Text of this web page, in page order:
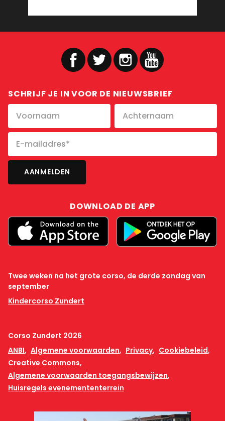
SCHRIJF JE IN VOOR DE NIEUWSBRIEF
DOWNLOAD DE APP
Twee weken na het grote corso, de derde zondag van
september
Kindercorso Zundert
Corso Zundert 2026
ANBI
Algemene voorwaarden Privacy
Cookiebeleid
Creative Commons
Algemene voorwaarden toegangsbewijzen
Huisregels evenemententerrein